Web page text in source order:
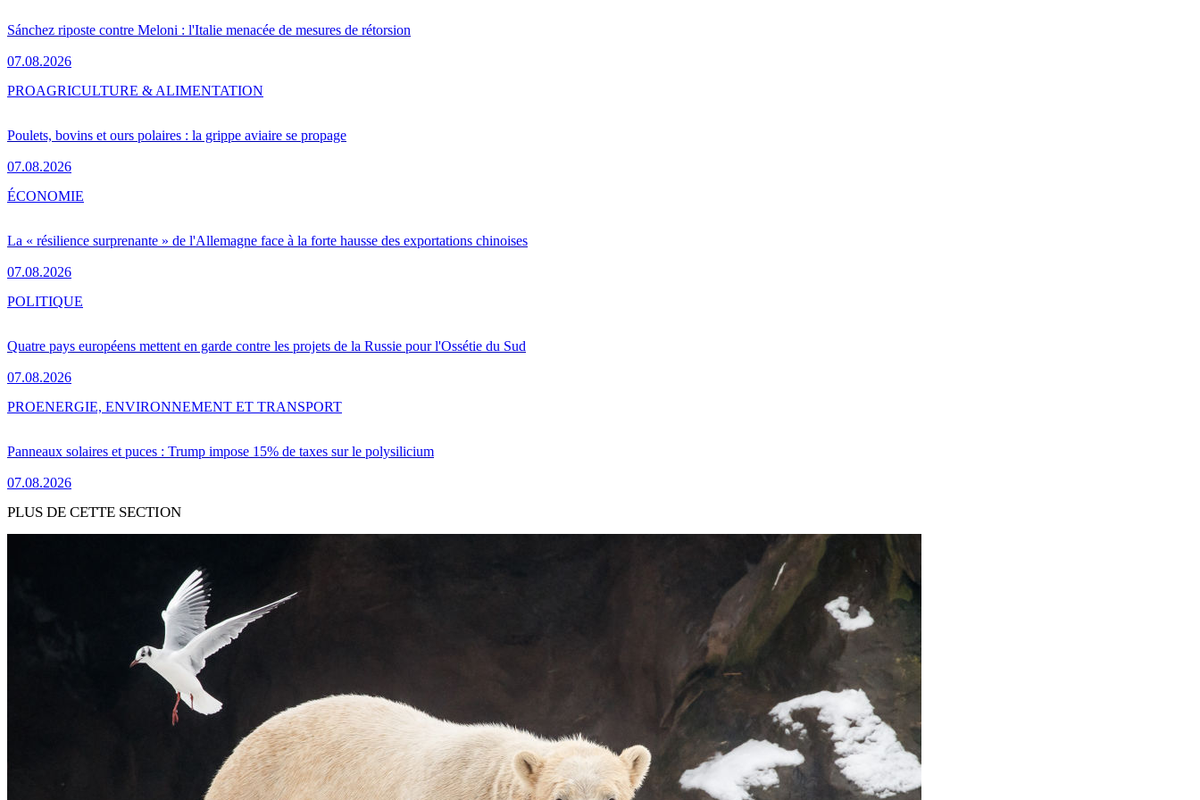
Sánchez riposte contre Meloni : l'Italie menacée de mesures de rétorsion
07.08.2026
Poulets, bovins et ours polaires : la grippe aviaire se propage
07.08.2026
PROAGRICULTURE & ALIMENTATION
La « résilience surprenante » de l'Allemagne face à la forte hausse des exportations chinoises
07.08.2026
ÉCONOMIE
Quatre pays européens mettent en garde contre les projets de la Russie pour l'Ossétie du Sud
07.08.2026
POLITIQUE
Panneaux solaires et puces : Trump impose 15% de taxes sur le polysilicium
07.08.2026
PROENERGIE, ENVIRONNEMENT ET TRANSPORT
PLUS DE CETTE SECTION